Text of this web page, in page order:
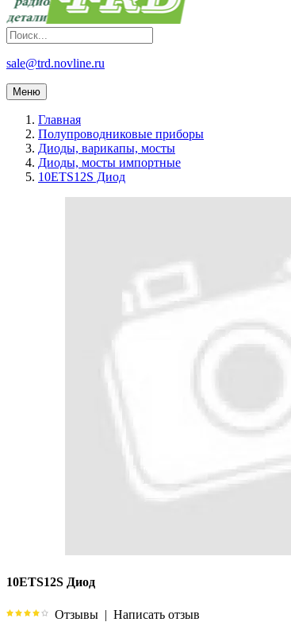
sale@trd.novline.ru
Меню
Главная
Полупроводниковые приборы
Диоды, варикапы, мосты
Диоды, мосты импортные
10ETS12S Диод
10ETS12S Диод
Отзывы | Написать отзыв